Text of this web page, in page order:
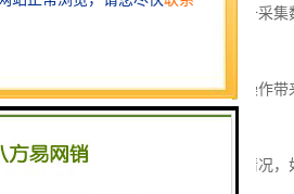
等信息，通过传感器、摄像头等设备采
、调整工作速度等，可以避免人工操作带
行实时监测和分析，一旦发现异常情况